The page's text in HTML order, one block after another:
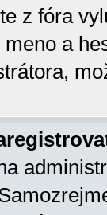
z fóra
a